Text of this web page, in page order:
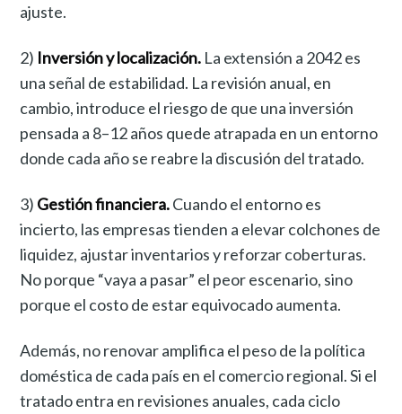
ajuste.
2) Inversión y localización. La extensión a 2042 es
una señal de estabilidad. La revisión anual, en
cambio, introduce el riesgo de que una inversión
pensada a 8–12 años quede atrapada en un entorno
donde cada año se reabre la discusión del tratado.
3) Gestión financiera.Cuando el entorno es
incierto, las empresas tienden a elevar colchones de
liquidez, ajustar inventarios y reforzar coberturas.
No porque “vaya a pasar” el peor escenario, sino
porque el costo de estar equivocado aumenta.
Además, no renovar amplifica el peso de la política
doméstica de cada país en el comercio regional. Si el
tratado entra en revisiones anuales, cada ciclo